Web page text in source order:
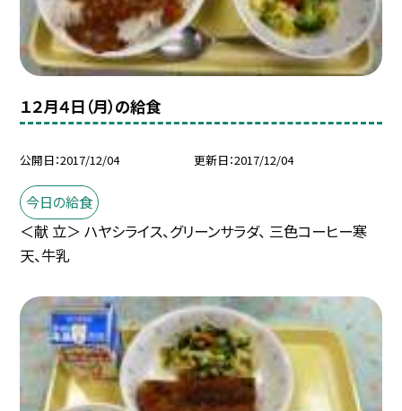
１２月４日（月）の給食
公開日 2017/12/04 更新日 2017/12/04
今日の給食
＜献 立＞ ハヤシライス、グリーンサラダ、 三色コーヒー寒
天、牛乳